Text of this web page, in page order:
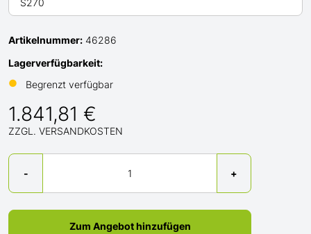
Artikelnummer: 46286
Lagerverfügbarkeit:
●
Begrenzt verfügbar
1.841,81 €
ZZGL. VERSANDKOSTEN
-
Menge
+
Zum Angebot hinzufügen